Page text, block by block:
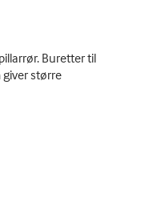
Buretter til
større